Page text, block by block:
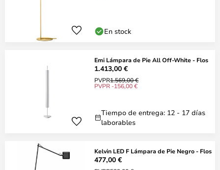
En stock
Emi Lámpara de Pie All Off-White - Flos
1.413,00 €
PVPR1.569,00 €
PVPR -156,00 €
Tiempo de entrega: 12 - 17 días
laborables
Kelvin LED F Lámpara de Pie Negro - Flos
477,00 €